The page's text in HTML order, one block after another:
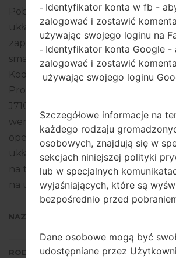
Pobierz najnowszą aktualizację
układowego dla Samsung
zapomnij sprawdzić, czy numer
smartfona odpowiada
Kod oprogramowania układowego
Produkt jest dostarczany
J710MNUBU4CRL2, wersja CSC
wersja MODEM
operacyjnego danego
układowego to Android Oreo
na temat flashowania
na urządzeniach Samsung tutaj
NAZWA PLIKU
SM-
RODZAJ
- Identyfikator konta w fb -
zalogować i zostawić
używając swojego loginu na
- Identyfikator konta Google -
zalogować i zostawić
używając swojego loginu
Szczegółowe informacje na
każdego rodzaju
osobowych, znajdują się w
sekcjach niniejszej polityki
lub w specjalnych
wyjaśniających, które są
bezpośrednio przed
Dane osobowe mogą być
udostępniane przez